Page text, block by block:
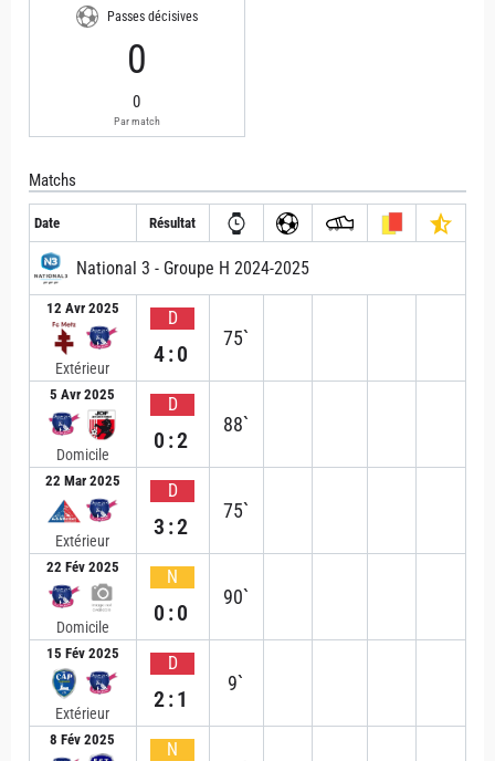
Passes décisives
0
0
Par match
Matchs
Date Résultat
National 3 - Groupe H 2024-2025
12 Avr 2025
Extérieur
D
4:0
75`
5 Avr 2025
Domicile
D
0:2
88`
22 Mar 2025
Extérieur
D
3:2
75`
22 Fév 2025
Domicile
N
0:0
90`
15 Fév 2025
Extérieur
D
2:1
9`
8 Fév 2025 N